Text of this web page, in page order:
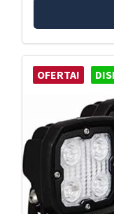
OFERTA!